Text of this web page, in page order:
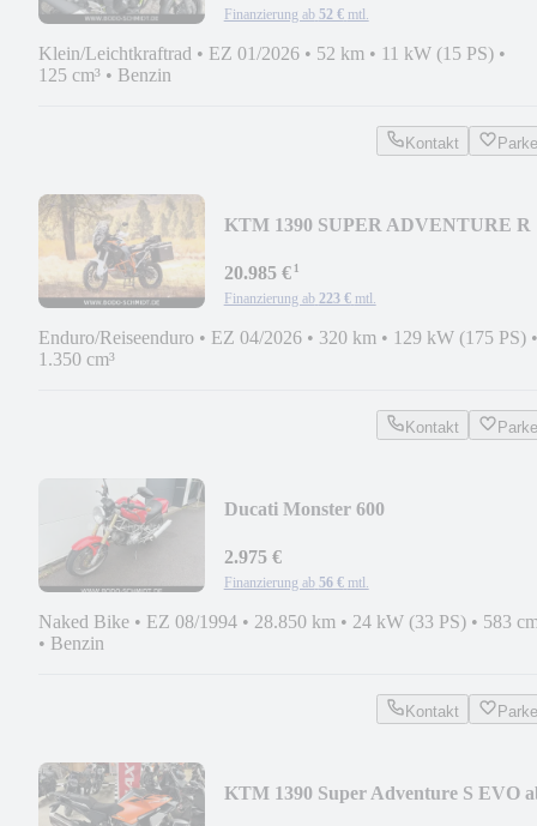
Finanzierung ab 52 € mtl.
Klein/Leichtkraftrad • EZ 01/2026 • 52 km • 11 kW (15 PS) •
125 cm³ • Benzin
Kontakt
KTM 1390 SUPER ADVENTURE R
20.985 €¹
Finanzierung ab 223 € mtl.
Enduro/Reiseenduro • EZ 04/2026 • 320 km • 129 kW (175 PS) •
1.350 cm³
Kontakt
Ducati Monster 600
2.975 €
Finanzierung ab 56 € mtl.
Naked Bike • EZ 08/1994 • 28.850 km • 24 kW (33 PS) • 583
• Benzin
Kontakt
KTM 1390 Super Adventure S EVO